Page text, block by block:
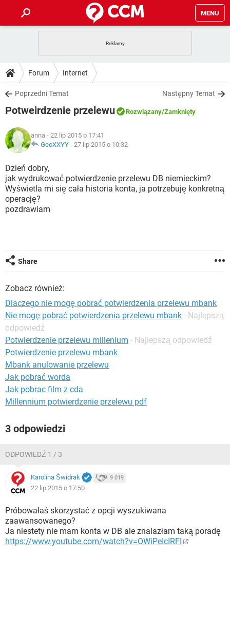
MENU
GRY
SPOTIFY
INSTAGRAM FACEBOOK
WINDOWS 10
PORADY
PlayStation
INSTAGRAM
WINDOWS 10
DO POBRANIA
ANDROID TIKTOK
GRY
IOS NETFLIX
INSTAGRAM
WINDOWS 10
COVID-19
GRY
SPOTIFY
INSTAGRAM FACEBOOK
WINDOWS 10
ARTYKUŁY
COVID-19
GRY WHATSAPP
SPOTIFY
Forum Internet
Poprzedni Temat Następny Temat
Potweirdzenie przelewu Rozwiązany/Zamknięty
anna - 22 lip 2015 o 17:41
GeoXXYY - 27 lip 2015 o 10:32
Dzień dobry,
jak wydrukować potwierdzenie przelewu DB niemieckim?
Wyświetla mi się cała historia konta, ja potrzebuję konkretną
operację?
pozdrawiam
Share
Zobacz również:
Dlaczego nie mogę pobrać potwierdzenia przelewu mbank
Nie mogę pobrać potwierdzenia przelewu mbank - Najlepszą
odpowiedź
Potwierdzenie przelewu millenium - Najlepszą odpowiedź
Potwierdzenie przelewu mbank
Mbank anulowanie przelewu
Jak pobrać worda
Jak pobrac film z cda
Millennium potwierdzenie przelewu pdf
3 odpowiedzi
ODPOWIEDŹ 1 / 3
Karolina Świdrak 9 019
22 lip 2015 o 17:50
Próbowałaś skorzystać z opcji wyszukiwana
zaawansowanego?
Ja niestety nie mam konta w DB ale znalazłam taką poradę
https://www.youtube.com/watch?v=OWiPeIcIRFI